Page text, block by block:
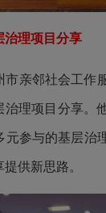
治理项目分享
市亲邻社会工作
治理项目分享。
元参与的基层治
供新思路。